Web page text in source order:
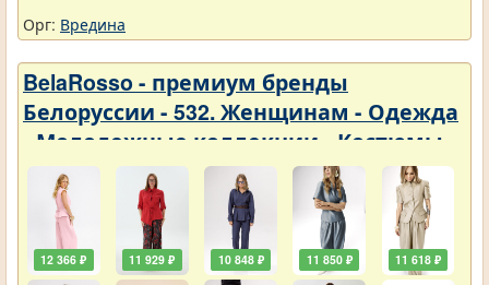
Орг: Вредина
BelaRosso - премиум бренды
Белоруссии - 532. Женщинам - Одежда
- Молодежные коллекции - Костюмы
12 366 ₽ 11 929 ₽ 10 848 ₽ 11 850 ₽ 11 618 ₽